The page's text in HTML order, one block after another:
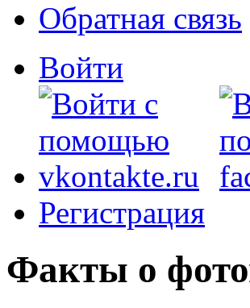
Обратная связь
Войти
Регистрация
Факты о